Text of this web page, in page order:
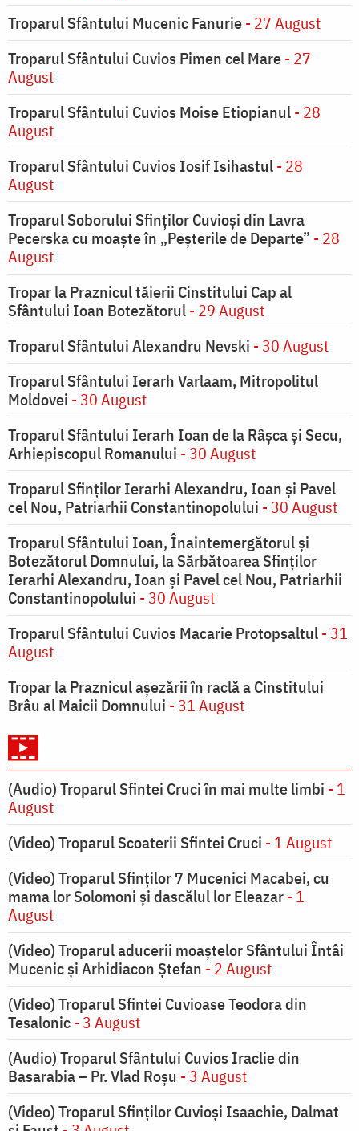
Troparul Sfântului Mucenic Fanurie- 27 August
Troparul Sfântului Cuvios Pimen cel Mare- 27
August
Troparul Sfântului Cuvios Moise Etiopianul- 28
August
Troparul Sfântului Cuvios Iosif Isihastul- 28
August
Troparul Soborului Sfinților Cuvioși din Lavra
Pecerska cu moaște în „Peșterile de Departe” - 28
August
Tropar la Praznicul tăierii Cinstitului Cap al
Sfântului Ioan Botezătorul- 29 August
Troparul Sfântului Alexandru Nevski - 30 August
Troparul Sfântului Ierarh Varlaam, Mitropolitul
Moldovei - 30 August
Troparul Sfântului Ierarh Ioan de la Râşca şi Secu,
Arhiepiscopul Romanului - 30 August
Troparul Sfinţilor Ierarhi Alexandru, Ioan şi Pavel
cel Nou, Patriarhii Constantinopolului - 30 August
Troparul Sfântului Ioan, Înaintemergătorul şi
Botezătorul Domnului, la Sărbătoarea Sfinţilor
Ierarhi Alexandru, Ioan şi Pavel cel Nou, Patriarhii
Constantinopolului - 30 August
Troparul Sfântului Cuvios Macarie Protopsaltul- 31
August
Tropar la Praznicul aşezării în raclă a Cinstitului
Brâu al Maicii Domnului - 31 August
(Audio) Troparul Sfintei Cruci în mai multe limbi - 1
August
(Video) Troparul Scoaterii Sfintei Cruci - 1 August
(Video) Troparul Sfinților 7 Mucenici Macabei, cu
mama lor Solomoni și dascălul lor Eleazar- 1
August
(Video) Troparul aducerii moaștelor Sfântului Întâi
Mucenic și Arhidiacon Ștefan - 2 August
(Video) Troparul Sfintei Cuvioase Teodora din
Tesalonic- 3 August
(Audio) Troparul Sfântului Cuvios Iraclie din
Basarabia – Pr. Vlad Roșu - 3 August
(Video) Troparul Sfinților Cuvioși Isaachie, Dalmat